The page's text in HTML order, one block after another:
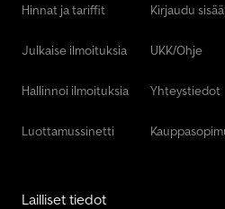
Hinnat ja tariffit
Julkaise ilmoituksia
Hallinnoi ilmoituksia
Luottamussinetti
Kirjaudu
UKK/Ohje
Yhteystiedot
Lailliset tiedot